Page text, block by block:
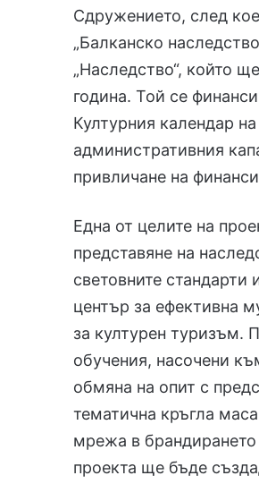
Сдружението, след
„Балканско
„Наследство“, който
година. Той се
Културния календар
административния
привличане на
Една от целите на
представяне на
световните
център за ефективна
за културен туризъм.
обучения, насочени
обмяна на опит с
тематична кръгла
мрежа в брандирането
проекта ще бъде